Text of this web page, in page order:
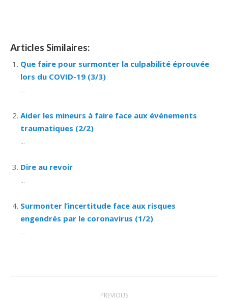
Articles Similaires:
Que faire pour surmonter la culpabilité éprouvée
lors du COVID-19 (3/3)
Aider les mineurs à faire face aux événements
traumatiques (2/2)
Dire au revoir
Surmonter l’incertitude face aux risques
engendrés par le coronavirus (1/2)
PREVIOUS